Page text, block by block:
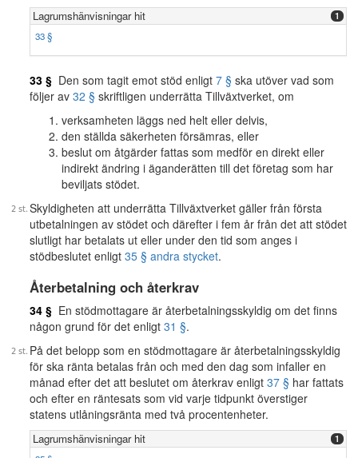
Lagrumshänvisningar hit 1
33 §
33 § Den som tagit emot stöd enligt 7 § ska utöver vad som
följer av 32 § skriftligen underrätta Tillväxtverket, om
verksamheten läggs ned helt eller delvis,
den ställda säkerheten försämras, eller
beslut om åtgärder fattas som medför en direkt eller
indirekt ändring i äganderätten till det företag som har
beviljats stödet.
Skyldigheten att underrätta Tillväxtverket gäller från första
utbetalningen av stödet och därefter i fem år från det att stödet
slutligt har betalats ut eller under den tid som anges i
stödbeslutet enligt 35 § andra stycket.
Återbetalning och återkrav
34 § En stödmottagare är återbetalningsskyldig om det finns
någon grund för det enligt 31 §.
På det belopp som en stödmottagare är återbetalningsskyldig
för ska ränta betalas från och med den dag som infaller en
månad efter det att beslutet om återkrav enligt 37 § har fattats
och efter en räntesats som vid varje tidpunkt överstiger
statens utlåningsränta med två procentenheter.
Lagrumshänvisningar hit 1